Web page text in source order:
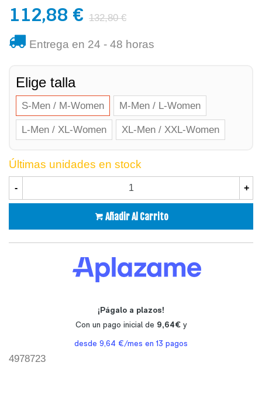
112,88 € 132,80 €
Entrega en 24 - 48 horas
Elige talla
S-Men / M-Women M-Men / L-Women
L-Men / XL-Women XL-Men / XXL-Women
Últimas unidades en stock
- +
Añadir Al Carrito
4978723